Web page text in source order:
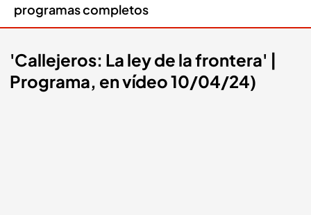
programas completos
'Callejeros: La ley de la frontera' |
Programa, en vídeo 10/04/24)